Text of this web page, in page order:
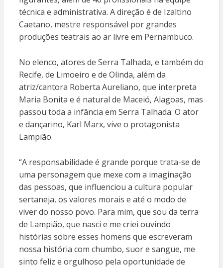
técnica e administrativa. A direção é de Izaltino
Caetano, mestre responsável por grandes
produções teatrais ao ar livre em Pernambuco.
No elenco, atores de Serra Talhada, e também do
Recife, de Limoeiro e de Olinda, além da
atriz/cantora Roberta Aureliano, que interpreta
Maria Bonita e é natural de Maceió, Alagoas, mas
passou toda a infância em Serra Talhada. O ator
e dançarino, Karl Marx, vive o protagonista
Lampião.
“A responsabilidade é grande porque trata-se de
uma personagem que mexe com a imaginação
das pessoas, que influenciou a cultura popular
sertaneja, os valores morais e até o modo de
viver do nosso povo. Para mim, que sou da terra
de Lampião, que nasci e me criei ouvindo
histórias sobre esses homens que escreveram
nossa história com chumbo, suor e sangue, me
sinto feliz e orgulhoso pela oportunidade de